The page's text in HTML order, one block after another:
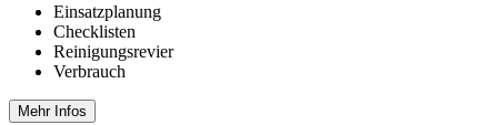
Einsatzplanung
Checklisten
Reinigungsrevier
Verbrauch
Mehr Infos